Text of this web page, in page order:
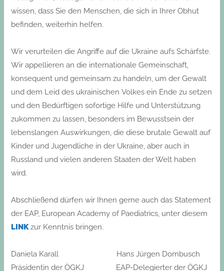
wissen, dass Sie den Menschen, die sich in Ihrer Obhut
befinden, weiterhin helfen.
Wir verurteilen die Angriffe auf die Ukraine aufs Schärfste.
Wir appellieren an die internationale Gemeinschaft,
konsequent und gemeinsam zu handeln, um der Gewalt
und dem Leid des ukrainischen Volkes ein Ende zu setzen
und den Bedürftigen sofortige Hilfe und Unterstützung
zukommen zu lassen, besonders im Bewusstsein der
lebenslangen Auswirkungen, die diese brutale Gewalt auf
Kinder und Jugendliche in der Ukraine, aber auch in
Russland und vielen anderen Staaten der Welt haben
wird.
Abschließend dürfen wir Ihnen gerne auch das Statement
der EAP, European Academy of Paediatrics, unter diesem
LIN Kzur Kenntnis bringen.
Daniela Karall Hans Jürgen Dornbusch
​Präsidentin der ÖGKJ EAP-Delegierter der ÖGKJ